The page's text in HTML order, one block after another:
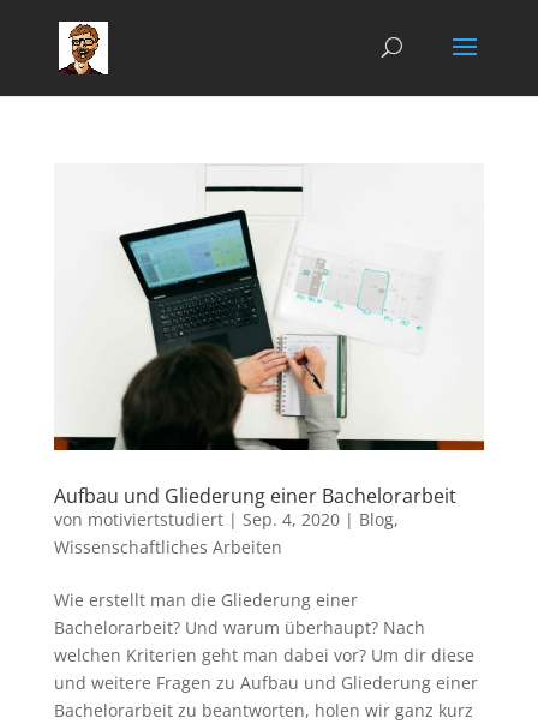
Aufbau und Gliederung einer Bachelorarbeit
von motiviertstudiert| Sep. 4, 2020| Blog,
Wissenschaftliches Arbeiten
Wie erstellt man die Gliederung einer
Bachelorarbeit? Und warum überhaupt? Nach
welchen Kriterien geht man dabei vor? Um dir diese
und weitere Fragen zu Aufbau und Gliederung einer
Bachelorarbeit zu beantworten, holen wir ganz kurz